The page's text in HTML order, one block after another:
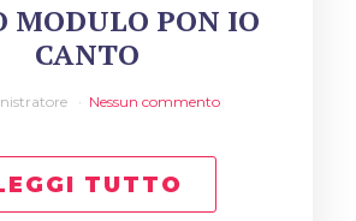
MODULO PON IO
CANTO
Nessun commento
TUTTO